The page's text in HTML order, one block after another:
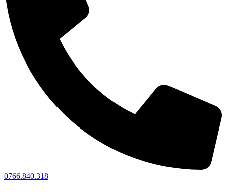
0766.840.318